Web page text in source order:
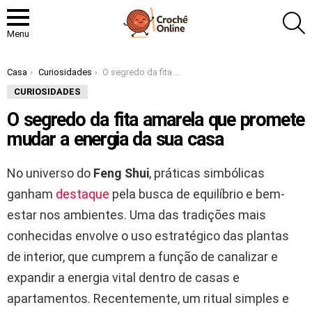
Menu
Você está aqui:
Casa Curiosidades
O segredo da fita amarela que promete mudar a energia da sua casa
CURIOSIDADES
O segredo da fita amarela que promete
mudar a energia da sua casa
No universo do Feng Shui, práticas simbólicas
ganham destaque pela busca de equilíbrio e bem-
estar nos ambientes. Uma das tradições mais
conhecidas envolve o uso estratégico das plantas
de interior, que cumprem a função de canalizar e
expandir a energia vital dentro de casas e
apartamentos. Recentemente, um ritual simples e